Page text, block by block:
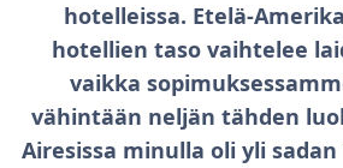
hotelleissa. Etelä-
hotellien taso vaihtelee
vaikka
vähintään neljän tähden
Airesissa minulla oli yli